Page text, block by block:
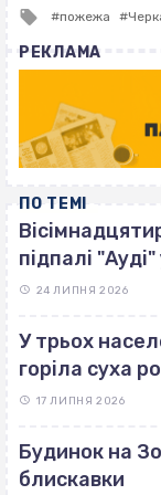
Tagged
пожежа
РЕКЛАМА
ПО ТЕМІ
підпалі
24 ЛИПНЯ 2026
У трьох
горіла суха
17 ЛИПНЯ 2026
Будинок на
блискавки